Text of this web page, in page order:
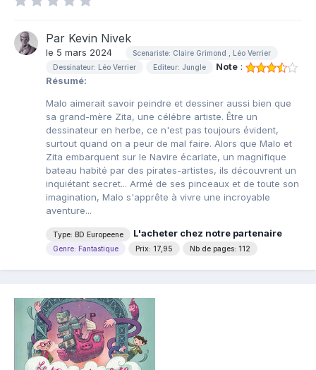
Par Kevin Nivek
le 5 mars 2024
Scenariste: Claire Grimond , Léo Verrier
Dessinateur: Léo Verrier
Editeur: Jungle Note :
Résumé:
Malo aimerait savoir peindre et dessiner aussi bien que
sa grand-mère Zita, une célébre artiste. Être un
dessinateur en herbe, ce n'est pas toujours évident,
surtout quand on a peur de mal faire. Alors que Malo et
Zita embarquent sur le Navire écarlate, un magnifique
bateau habité par des pirates-artistes, ils découvrent un
inquiétant secret... Armé de ses pinceaux et de toute son
imagination, Malo s'apprête à vivre une incroyable
aventure...
Type: BD Europeene L'acheter chez notre partenaire
Genre: Fantastique Prix: 17,95 Nb de pages: 112